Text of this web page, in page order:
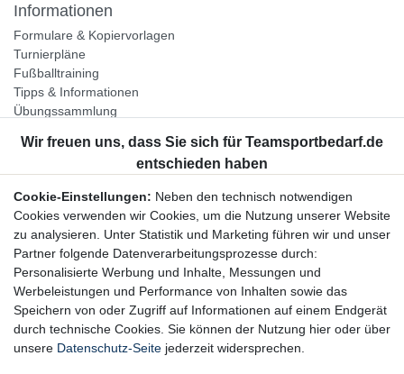
Informationen
Formulare & Kopiervorlagen
Turnierpläne
Fußballtraining
Tipps & Informationen
Übungssammlung
Unternehmen
Widerrufsrecht
Bestellung widerrufen
Datenschutzerklärung
AGB
Impressum
Newsletter
Cookie-Einstellungen: Neben den technisch notwendigen
Cookies verwenden wir Cookies, um die Nutzung unserer Website
zu analysieren. Unter Statistik und Marketing führen wir und unser
Partner folgende Datenverarbeitungsprozesse durch:
Personalisierte Werbung und Inhalte, Messungen und
Werbeleistungen und Performance von Inhalten sowie das
Speichern von oder Zugriff auf Informationen auf einem Endgerät
durch technische Cookies. Sie können der Nutzung hier oder über
unsere Datenschutz-Seite jederzeit widersprechen.